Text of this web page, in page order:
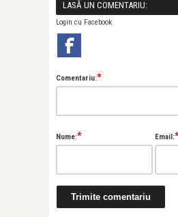
LASĂ UN COMENTARIU:
Login cu Facebook
Comentariu:*
Nume:* Email: